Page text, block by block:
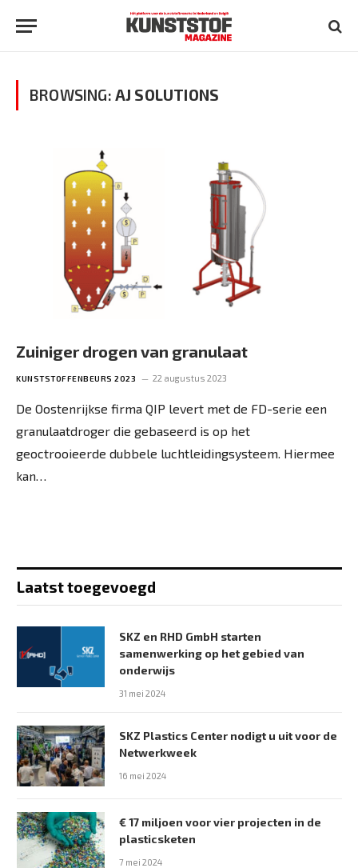
BROWSING: AJ SOLUTIONS
Zuiniger drogen van granulaat
KUNSTSTOFFENBEURS 2023 22 augustus 2023
De Oostenrijkse firma QIP levert met de FD-serie een
granulaatdroger die gebaseerd is op het
geoctrooieerde dubbele luchtleidingsysteem. Hiermee
kan…
Laatst toegevoegd
SKZ en RHD GmbH starten
samenwerking op het gebied van
onderwijs
31 mei 2024
SKZ Plastics Center nodigt u uit voor de
Netwerkweek
16 mei 2024
€ 17 miljoen voor vier projecten in de
plasticsketen
7 mei 2024